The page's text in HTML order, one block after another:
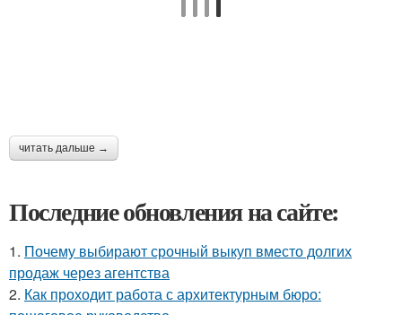
читать дальше →
Последние обновления на сайте:
1. Почему выбирают срочный выкуп вместо долгих
продаж через агентства
2. Как проходит работа с архитектурным бюро: